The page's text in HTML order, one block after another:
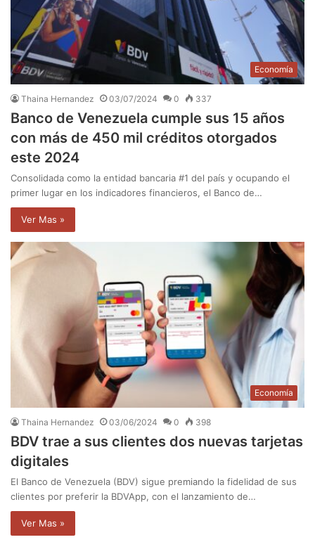
Economía
Thaina Hernandez 03/07/2024 0 337
Banco de Venezuela cumple sus 15 años
con más de 450 mil créditos otorgados
este 2024
Consolidada como la entidad bancaria #1 del país y ocupando el
primer lugar en los indicadores financieros, el Banco de…
Ver Mas »
Economía
Thaina Hernandez 03/06/2024 0 398
BDV trae a sus clientes dos nuevas tarjetas
digitales
El Banco de Venezuela (BDV) sigue premiando la fidelidad de sus
clientes por preferir la BDVApp, con el lanzamiento de…
Ver Mas »